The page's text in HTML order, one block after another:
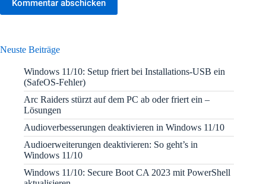
Kommentar abschicken
Neuste Beiträge
Windows 11/10: Setup friert bei Installations-USB ein
(SafeOS-Fehler)
Arc Raiders stürzt auf dem PC ab oder friert ein –
Lösungen
Audioverbesserungen deaktivieren in Windows 11/10
Audioerweiterungen deaktivieren: So geht’s in
Windows 11/10
Windows 11/10: Secure Boot CA 2023 mit PowerShell